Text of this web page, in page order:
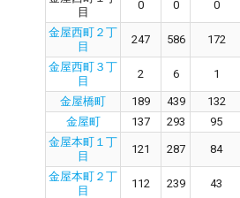
目
0 0 0
金屋西町２丁
目
247 586 172
金屋西町３丁
目
2 6 1
金屋橋町 189 439 132
金屋町
137 293 95
金屋本町１丁
目
121 287 84
金屋本町２丁
目
112 239 43